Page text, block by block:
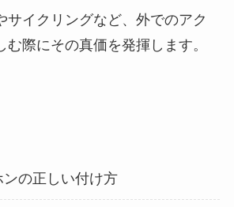
サイクリングなど、外でのアク
む際にその真価を発揮します。
の正しい付け方